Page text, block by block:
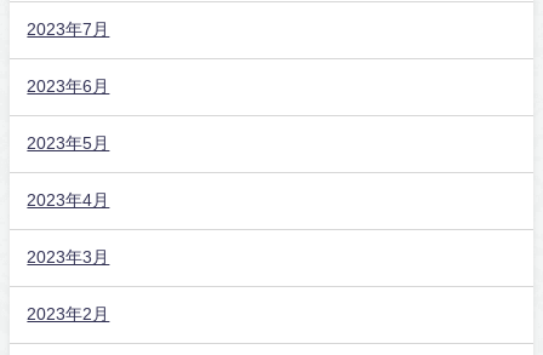
2023年7月
2023年6月
2023年5月
2023年4月
2023年3月
2023年2月